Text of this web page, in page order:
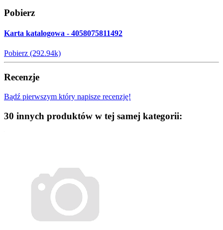
Pobierz
Karta katalogowa - 4058075811492
Pobierz (292.94k)
Recenzje
Bądź pierwszym który napisze recenzję!
30 innych produktów w tej samej kategorii: